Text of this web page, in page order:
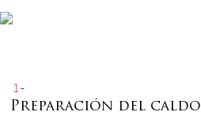
1-
Preparación del caldo